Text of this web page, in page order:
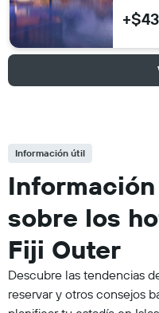
Información útil
Información
sobre los
Fiji Outer
Descubre las tendencias
reservar y otros consejos